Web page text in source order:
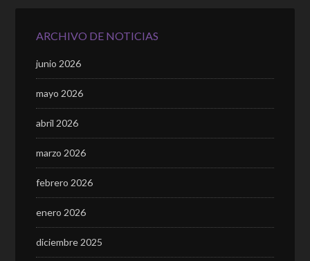
ARCHIVO DE NOTICIAS
junio 2026
mayo 2026
abril 2026
marzo 2026
febrero 2026
enero 2026
diciembre 2025